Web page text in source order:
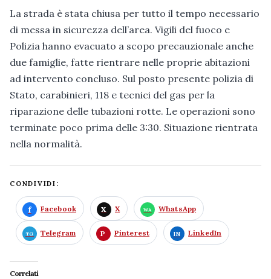
La strada è stata chiusa per tutto il tempo necessario
di messa in sicurezza dell’area. Vigili del fuoco e
Polizia hanno evacuato a scopo precauzionale anche
due famiglie, fatte rientrare nelle proprie abitazioni
ad intervento concluso. Sul posto presente polizia di
Stato, carabinieri, 118 e tecnici del gas per la
riparazione delle tubazioni rotte. Le operazioni sono
terminate poco prima delle 3:30. Situazione rientrata
nella normalità.
CONDIVIDI:
Facebook X WhatsApp
Telegram Pinterest LinkedIn
Correlati